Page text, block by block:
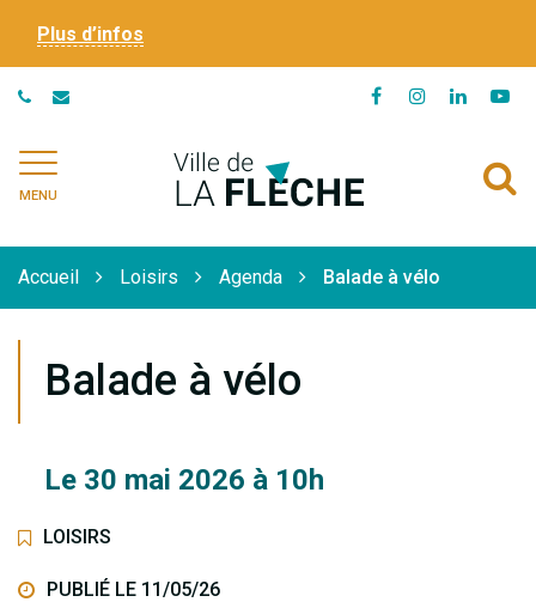
Plus d’infos
Lien
Lien
compte
Instagram
Lien
compte
MENU
Accueil Loisirs Agenda Balade à vélo
Balade à vélo
Le 30 mai 2026 à 10h
LOISIRS
PUBLIÉ LE 11/05/26